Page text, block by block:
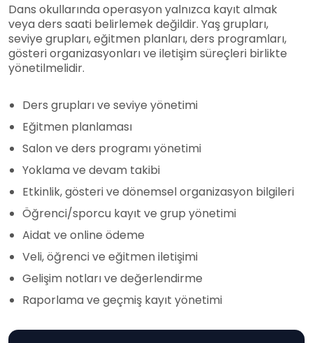
Dans okullarında operasyon yalnızca kayıt almak
veya ders saati belirlemek değildir. Yaş grupları,
seviye grupları, eğitmen planları, ders programları,
gösteri organizasyonları ve iletişim süreçleri birlikte
yönetilmelidir.
Ders grupları ve seviye yönetimi
Eğitmen planlaması
Salon ve ders programı yönetimi
Yoklama ve devam takibi
Etkinlik, gösteri ve dönemsel organizasyon bilgileri
Öğrenci/sporcu kayıt ve grup yönetimi
Aidat ve online ödeme
Veli, öğrenci ve eğitmen iletişimi
Gelişim notları ve değerlendirme
Raporlama ve geçmiş kayıt yönetimi